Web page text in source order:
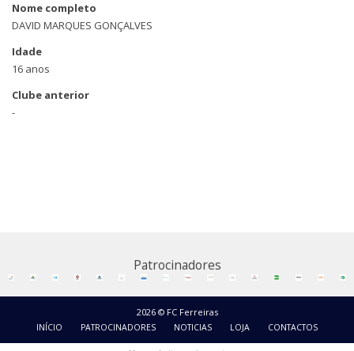
Nome completo
DAVID MARQUES GONÇALVES
Idade
16 anos
Clube anterior
-
Patrocinadores
2026 © FC Ferreiras
INÍCIO PATROCINADORES NOTICIAS LOJA CONTACTOS